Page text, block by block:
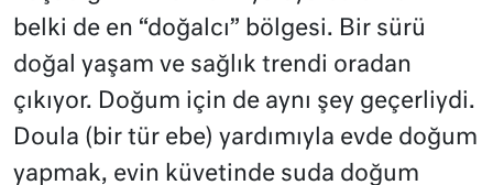
belki de en “doğalcı” bölgesi. Bir sürü
doğal yaşam ve sağlık trendi oradan
çıkıyor. Doğum için de aynı şey geçerliydi.
Doula (bir tür ebe) yardımıyla evde doğum
yapmak, evin küvetinde suda doğum